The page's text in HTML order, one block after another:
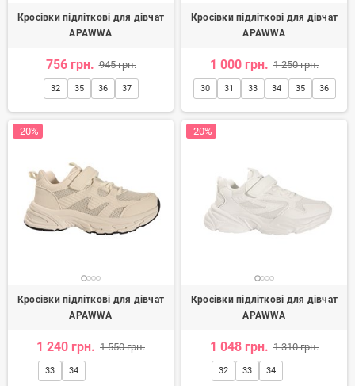
Кросівки підліткові для дівчат
APAWWA
756 грн. 945 грн.
32 35 36 37
Кросівки підліткові для дівчат
APAWWA
1 000 грн. 1 250 грн.
30 31 33 34 35 36
-20%
Кросівки підліткові для дівчат
APAWWA
1 240 грн. 1 550 грн.
33 34
-20%
Кросівки підліткові для дівчат
APAWWA
1 048 грн. 1 310 грн.
32 33 34